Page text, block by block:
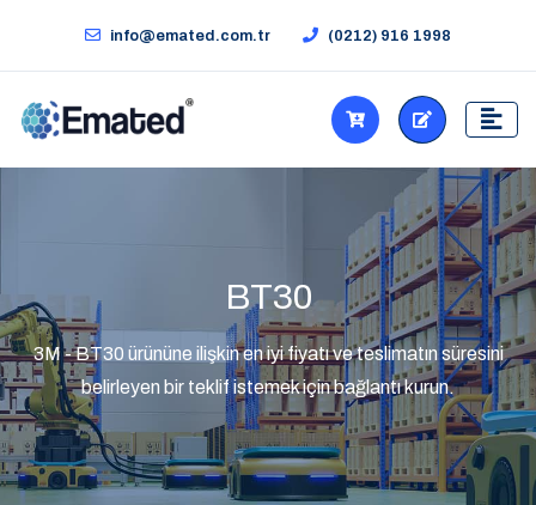
info@emated.com.tr (0212) 916 1998
BT30
3M - BT30 ürününe ilişkin en iyi fiyatı ve teslimatın süresini
belirleyen bir teklif istemek için bağlantı kurun.